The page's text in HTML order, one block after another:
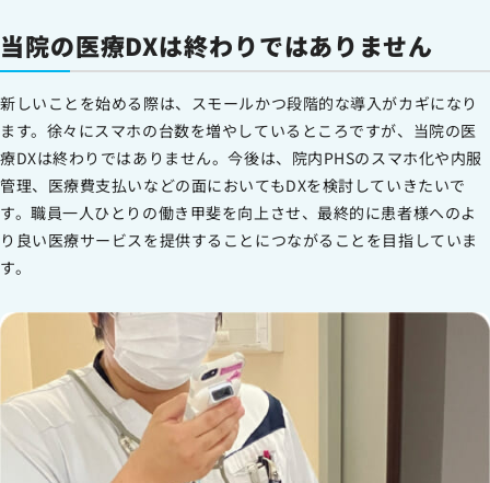
当院の医療DXは終わりではありません
新しいことを始める際は、スモールかつ段階的な導入がカギになり
ます。徐々にスマホの台数を増やしているところですが、当院の医
療DXは終わりではありません。今後は、院内PHSのスマホ化や内服
管理、医療費支払いなどの面においてもDXを検討していきたいで
す。職員一人ひとりの働き甲斐を向上させ、最終的に患者様へのよ
り良い医療サービスを提供することにつながることを目指していま
す。